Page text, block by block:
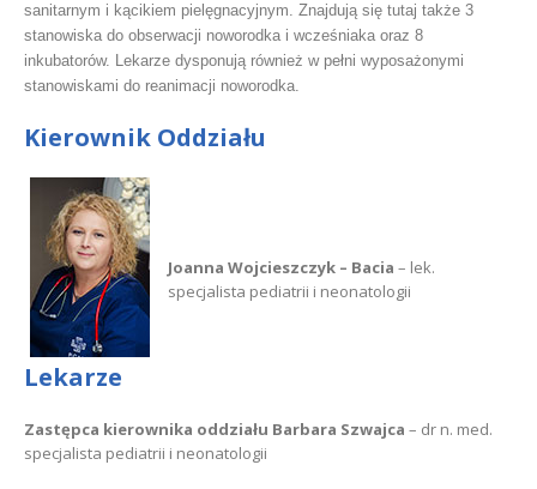
sanitarnym i kącikiem pielęgnacyjnym. Znajdują się tutaj także 3
stanowiska do obserwacji noworodka i wcześniaka oraz 8
inkubatorów. Lekarze dysponują również w pełni wyposażonymi
stanowiskami do reanimacji noworodka.
Kierownik Oddziału
Joanna Wojcieszczyk – Bacia – lek.
specjalista pediatrii i neonatologii
Lekarze
Zastępca kierownika oddziału Barbara Szwajca – dr n. med.
specjalista pediatrii i neonatologii